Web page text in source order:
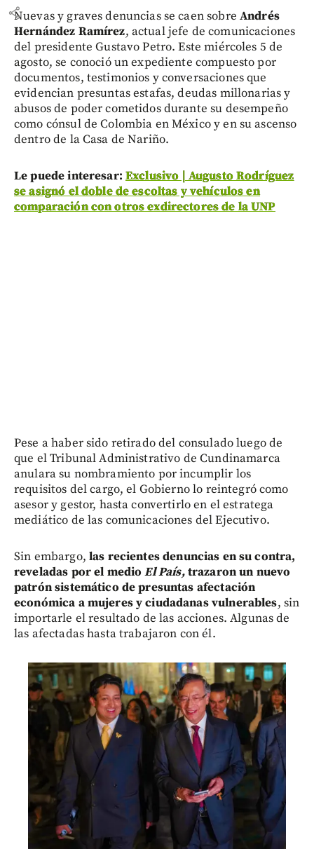
shareNuevas y graves denuncias se caen sobre Andrés
Hernández Ramírez, actual jefe de comunicaciones
del presidente Gustavo Petro. Este miércoles 5 de
agosto, se conoció un expediente compuesto por
documentos, testimonios y conversaciones que
evidencian presuntas estafas, deudas millonarias y
abusos de poder cometidos durante su desempeño
como cónsul de Colombia en México y en su ascenso
dentro de la Casa de Nariño.
Le puede interesar: Exclusivo | Augusto Rodríguez
se asignó el doble de escoltas y vehículos en
comparación con otros exdirectores de la UNP
Pese a haber sido retirado del consulado luego de
que el Tribunal Administrativo de Cundinamarca
anulara su nombramiento por incumplir los
requisitos del cargo, el Gobierno lo reintegró como
asesor y gestor, hasta convertirlo en el estratega
mediático de las comunicaciones del Ejecutivo.
Sin embargo, las recientes denuncias en su contra,
reveladas por el medioEl País,trazaron un nuevo
patrón sistemático de presuntas afectación
económica a mujeres y ciudadanas vulnerables, sin
importarle el resultado de las acciones. Algunas de
las afectadas hasta trabajaron con él.